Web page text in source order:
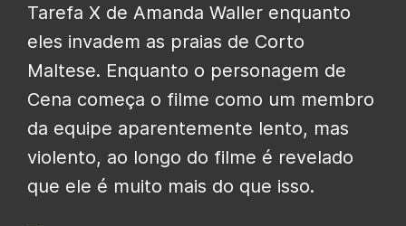
Tarefa X de Amanda Waller enquanto
eles invadem as praias de Corto
Maltese. Enquanto o personagem de
Cena começa o filme como um membro
da equipe aparentemente lento, mas
violento, ao longo do filme é revelado
que ele é muito mais do que isso.